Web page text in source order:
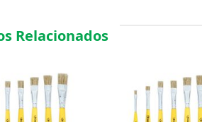
Relacionados